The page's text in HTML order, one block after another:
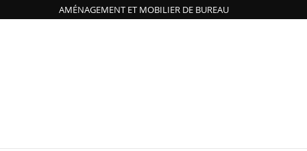
AMÉNAGEMENT ET MOBILIER DE BUREAU